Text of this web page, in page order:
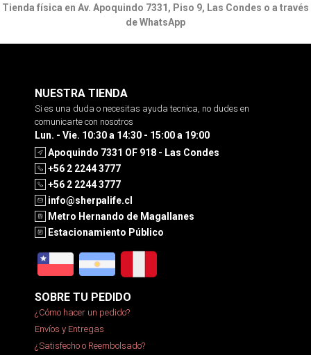
Tienda física en Av. Apoquindo 7331, Piso 9, Las Condes o a través
de WhatsApp
NUESTRA TIENDA
Si es una duda o necesitas ayuda tecnica, no dudes en
comunicarte con nosotros
Lun. - Vie. 10:30 a 14:30 - 15:00 a 19:00
Apoquindo 7331 OF 918 - Las Condes
+56 2 2244 3777
+56 2 2244 3777
info@sherpalife.cl
Metro Hernando de Magallanes
Estacionamiento Público
SOBRE TU PEDIDO
¿Cómo hacer un pedido?
Envíos y Entregas
¿Satisfecho o Reembolsado?